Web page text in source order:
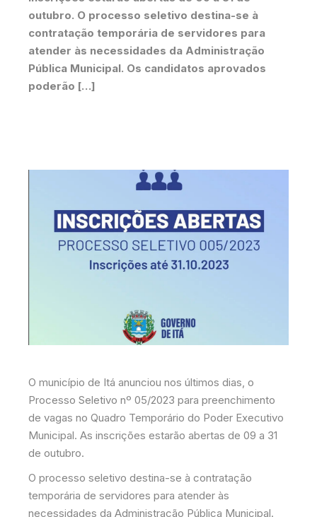
outubro. O processo seletivo destina-se à
contratação temporária de servidores para
atender às necessidades da Administração
Pública Municipal. Os candidatos aprovados
poderão […]
O município de Itá anunciou nos últimos dias, o
Processo Seletivo nº 05/2023 para preenchimento
de vagas no Quadro Temporário do Poder Executivo
Municipal. As inscrições estarão abertas de 09 a 31
de outubro.
O processo seletivo destina-se à contratação
temporária de servidores para atender às
necessidades da Administração Pública Municipal.